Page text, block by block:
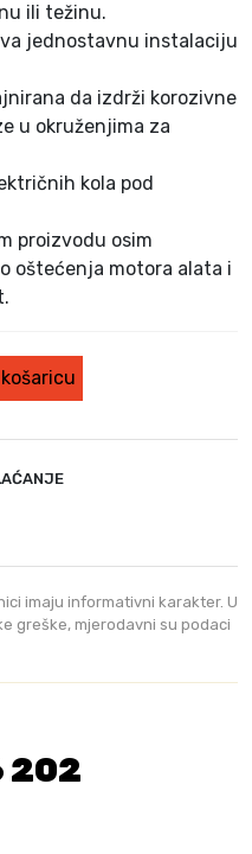
ili težinu.
jednostavnu instalaciju
da izdrži korozivne
u okruženjima za
kola pod
proizvodu osim
oštećenja motora alata i
imaju informativni karakter. U
greške, mjerodavni su podaci
202